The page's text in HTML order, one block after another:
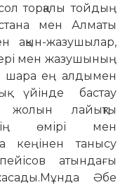
торқалы тойдың
мен Алматы
ақын-жазушылар,
мен жазушының
шара ең алдымен
үйінде бастау
жолын лайықты
өмірі мен
кеңінен танысу
атындағы
Әбе